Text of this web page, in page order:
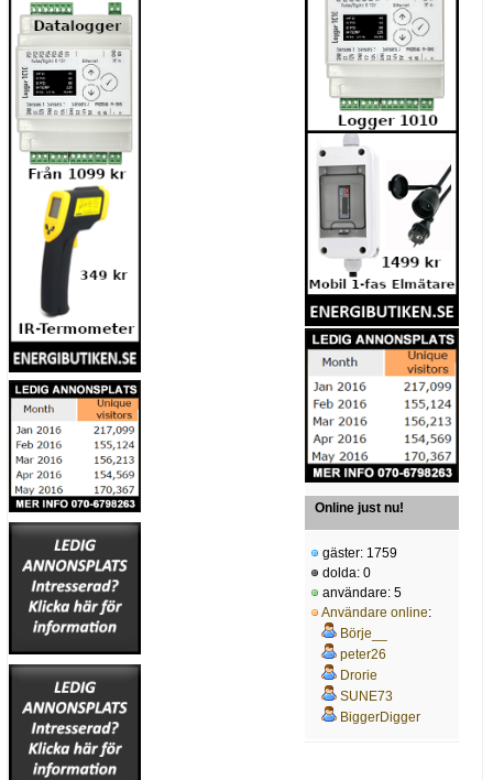
Online just nu!
gäster: 1759
dolda: 0
användare: 5
Användare online:
Börje__
peter26
Drorie
SUNE73
BiggerDigger